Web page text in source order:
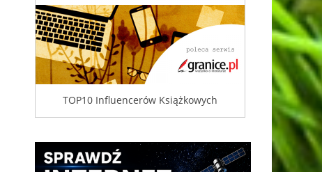
TOP10 Influencerów Książkowych